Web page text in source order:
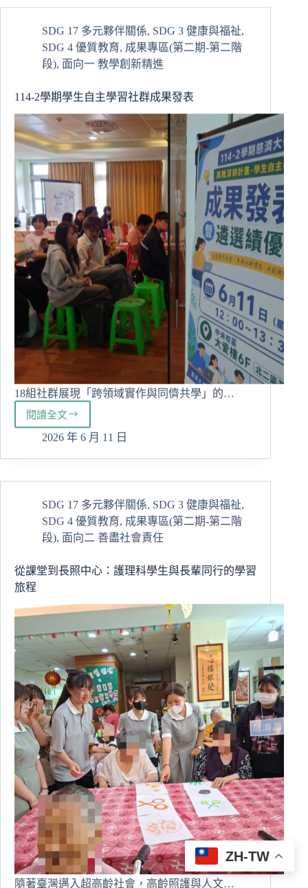
境
生
多
元
域
參
訪
與
跨
領
域
學
習
SDG 17 多元夥伴關係, SDG 3 健康與福祉,
SDG 4 優質教育, 成果專區(第二期-第二階
段), 面向一 教學創新精進
114-2學期學生自主學習社群成果發表
18組社群展現「跨領域實作與同儕共學」的…
閱讀全文
114-
2
期
自
主
學
習
社
群
果
表
2026 年 6 月 11 日
SDG 17 多元夥伴關係 SDG 3 健康與福祉
SDG 4 優質教育 成果專區(第二期-第二階
段) 面向二 善盡社會責任
從課堂到長照中心：護理科學生與長輩同行的學習
旅程
隨著臺灣邁入超高齡社會，高齡照護與人文…
ZH-TW